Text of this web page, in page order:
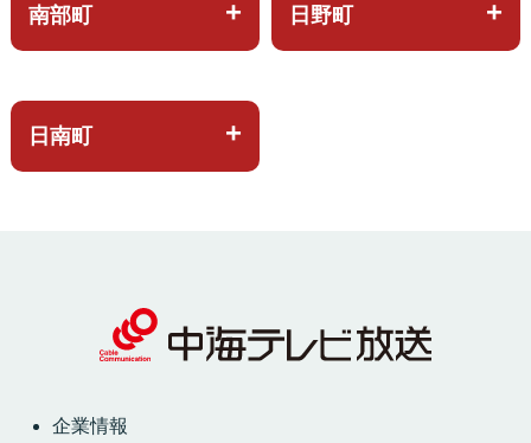
南部町 日野町
日南町
企業情報